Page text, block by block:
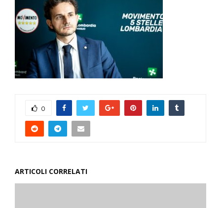
0
ARTICOLI CORRELATI